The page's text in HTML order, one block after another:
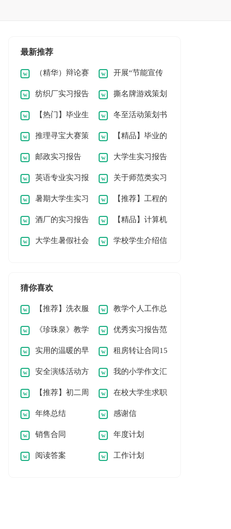
最新推荐
（精华）辩论赛
策划书
开展“节能宣传
周”活动的策划书
纺织厂实习报告
15篇
撕名牌游戏策划
书
【热门】毕业生
的实习报告模板集锦
八篇
冬至活动策划书
优秀15篇
推理寻宝大赛策
划书
【精品】毕业的
实习报告模板集合八
篇
邮政实习报告 大学生实习报告
汇编七篇
英语专业实习报
告范文集合10篇
关于师范类实习
报告模板集合五篇
暑期大学生实习
报告模板汇总5篇
【推荐】工程的
实习报告范文集合6
篇
酒厂的实习报告
15篇
【精品】计算机
专业的实习报告四篇
大学生暑假社会 学校学生介绍信
猜你喜欢
【推荐】洗衣服
日记4篇
教学个人工作总
结
《珍珠泉》教学
反思
优秀实习报告范
文
实用的温暖的早
安问候语45条
租房转让合同15
篇
安全演练活动方
案
我的小学作文汇
编10篇
【推荐】初二周
记锦集8篇
在校大学生求职
信15篇
年终总结 感谢信
销售合同 年度计划
阅读答案 工作计划